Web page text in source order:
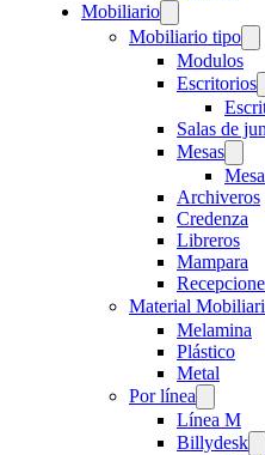
Mobiliario
Mobiliario tipo
Modulos
Escritorios
Salas de
Mesas
Archiveros
Credenza
Libreros
Mampara
Material
Melamina
Plástico
Metal
Por línea
Línea M
Billydesk